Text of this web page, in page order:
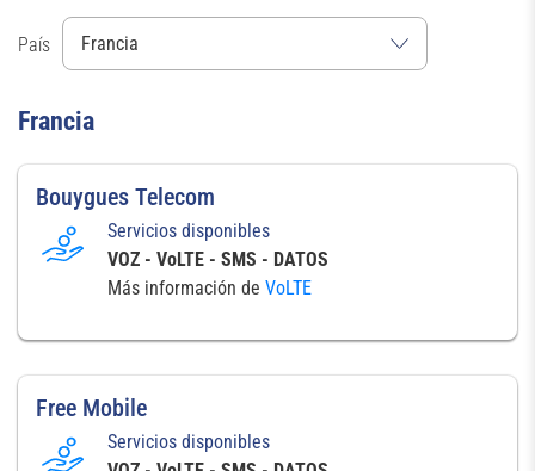
País
Francia
Bouygues Telecom
Servicios disponibles
VOZ - VoLTE - SMS - DATOS
Más información de VoLTE
Free Mobile
Servicios disponibles